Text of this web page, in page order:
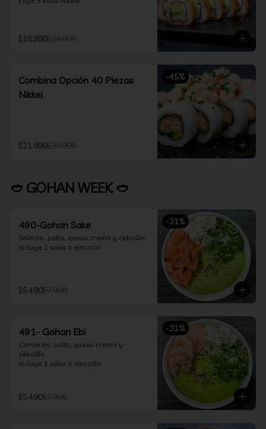
$16.990$26.990
-45%
Combina Opción 40 Piezas
Nikkei
$21.990$39.990
🥙 GOHAN WEEK 🥙
-31%
490-Gohan Sake
Salmón, palta, queso crema y cebollín.
Incluye 1 salsa a elección.
$5.490$7.990
-31%
491- Gohan Ebi
Camarón, palta, queso crema y
cebollín
Incluye 1 salsa a elección.
$5.490$7.990